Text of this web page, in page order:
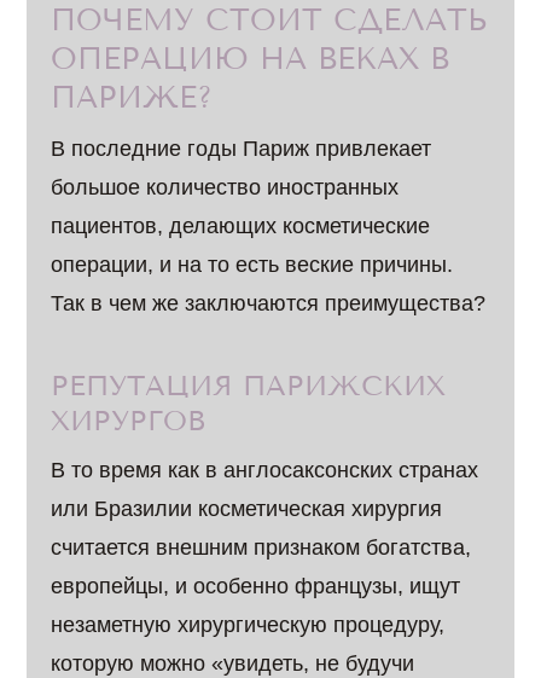
ПОЧЕМУ СТОИТ СДЕЛАТЬ
ОПЕРАЦИЮ НА ВЕКАХ В
ПАРИЖЕ?
В последние годы Париж привлекает
большое количество иностранных
пациентов, делающих косметические
операции, и на то есть веские причины.
Так в чем же заключаются преимущества?
РЕПУТАЦИЯ ПАРИЖСКИХ
ХИРУРГОВ
В то время как в англосаксонских странах
или Бразилии косметическая хирургия
считается внешним признаком богатства,
европейцы, и особенно французы, ищут
незаметную хирургическую процедуру,
которую можно «увидеть, не будучи